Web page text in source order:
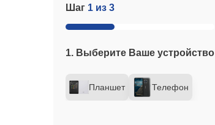
Шаг 1 из 3
1. Выберите Ваше устройство
Планшет Телефон